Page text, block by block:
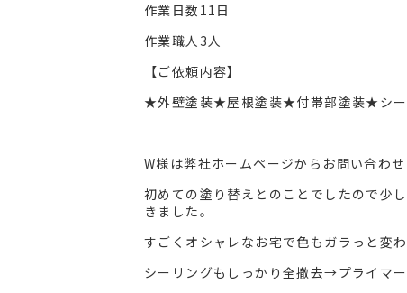
作業日数11日
作業職人3人
【ご依頼内容】
★外壁塗装★屋根塗装★付帯部塗装★シー
W様は弊社ホームページからお問い合わ
初めての塗り替えとのことでしたので少
きました。
すごくオシャレなお宅で色もガラっと変
シーリングもしっかり全撤去→プライマ